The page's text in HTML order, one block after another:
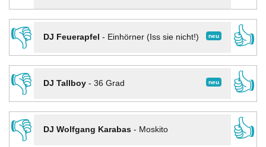
👎
neu
DJ Feuerapfel - Einhörner (Iss sie nicht!)
👍
👎
neu
DJ Tallboy- 36 Grad
👍
👎
DJ Wolfgang Karabas- Moskito
👍